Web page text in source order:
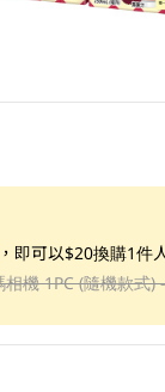
即可以$20換購1件
機 1PC (隨機款式)